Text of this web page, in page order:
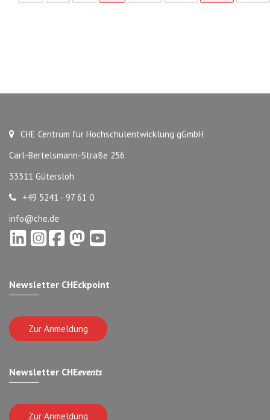
CHE Centrum für Hochschulentwicklung gGmbH
Carl-Bertelsmann-Straße 256
33311 Gütersloh
+49 5241 - 97 61 0
info@che.de
Newsletter CHEckpoint
Zur Anmeldung
Newsletter CHEevents
Zur Anmeldung